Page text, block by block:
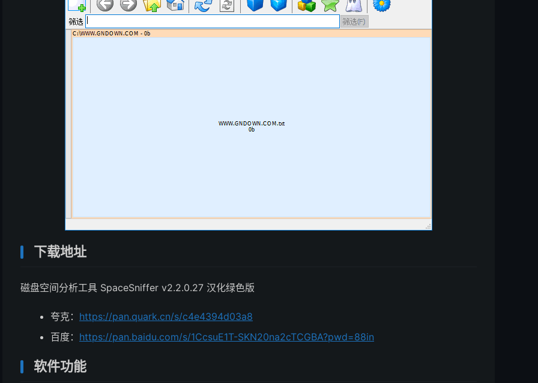
下载地址
磁盘空间分析工具 SpaceSniffer v2.2.0.27 汉化绿色版
夸克： https://pan.quark.cn/s/c4e4394d03a8
百度： https://pan.baidu.com/s/1CcsuE1T-SKN20na2cTCGBA?pwd=88in
软件功能